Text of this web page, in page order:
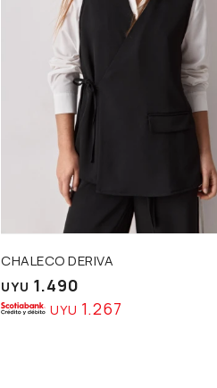
CHALECO DERIVA
UYU 1.490
UYU 1.267